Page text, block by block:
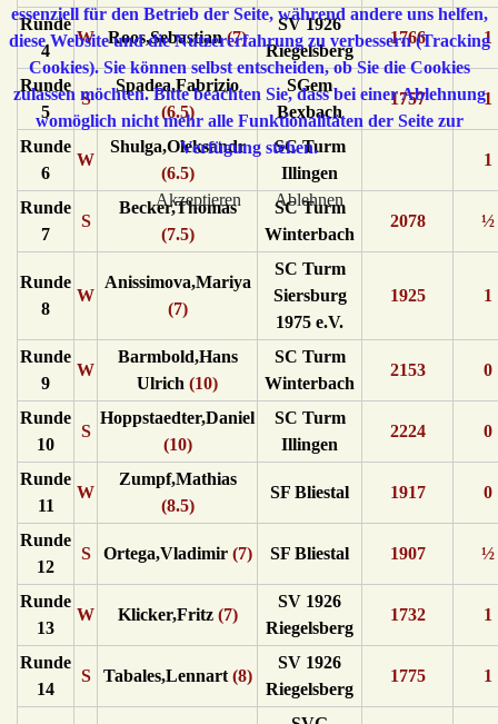
Runde
4
W Roos,Sebastian(7)
SV 1926
Riegelsberg
1766 1
Runde
5
S
Spadea,Fabrizio
(6.5)
SGem
Bexbach
1757 1
Runde
6
W
Shulga,Oleksandr
(6.5)
SC Turm
Illingen
1
Runde
7
S
Becker,Thomas
(7.5)
SC Turm
Winterbach
2078 ½
Runde
8
W
Anissimova,Mariya
(7)
SC Turm
Siersburg
1975 e.V.
1925 1
Runde
9
W
Barmbold,Hans
Ulrich (10)
SC Turm
Winterbach
2153 0
Runde
10
S
Hoppstaedter,Daniel
(10)
SC Turm
Illingen
2224 0
Runde
11
W
Zumpf,Mathias
(8.5)
SF Bliestal 1917 0
Runde
12
S Ortega,Vladimir(7) SF Bliestal 1907 ½
Runde
13
W Klicker,Fritz(7)
SV 1926
Riegelsberg
1732 1
Runde
14
S Tabales,Lennart(8)
SV 1926
Riegelsberg
1775 1
essenziell für den Betrieb der Seite, während andere uns helfen,
diese Website und die Nutzererfahrung zu verbessern (Tracking
Cookies). Sie können selbst entscheiden, ob Sie die Cookies
zulassen möchten. Bitte beachten Sie, dass bei einer Ablehnung
womöglich nicht mehr alle Funktionalitäten der Seite zur
Verfügung stehen.
Akzeptieren Ablehnen